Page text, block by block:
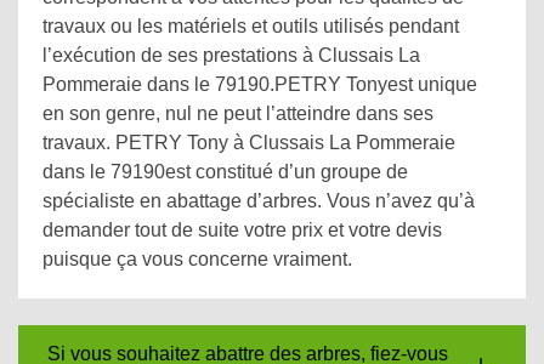
travaux ou les matériels et outils utilisés pendant
l’exécution de ses prestations à Clussais La
Pommeraie dans le 79190.PETRY Tonyest unique
en son genre, nul ne peut l’atteindre dans ses
travaux. PETRY Tony à Clussais La Pommeraie
dans le 79190est constitué d’un groupe de
spécialiste en abattage d’arbres. Vous n’avez qu’à
demander tout de suite votre prix et votre devis
puisque ça vous concerne vraiment.
Si vous souhaitez abattre des arbres, fiez-vous